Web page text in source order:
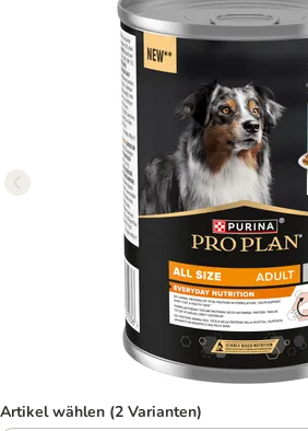
Artikel wählen (2 Varianten)